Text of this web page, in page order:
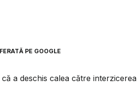
PE GOOGLE
a deschis calea către interzicerea